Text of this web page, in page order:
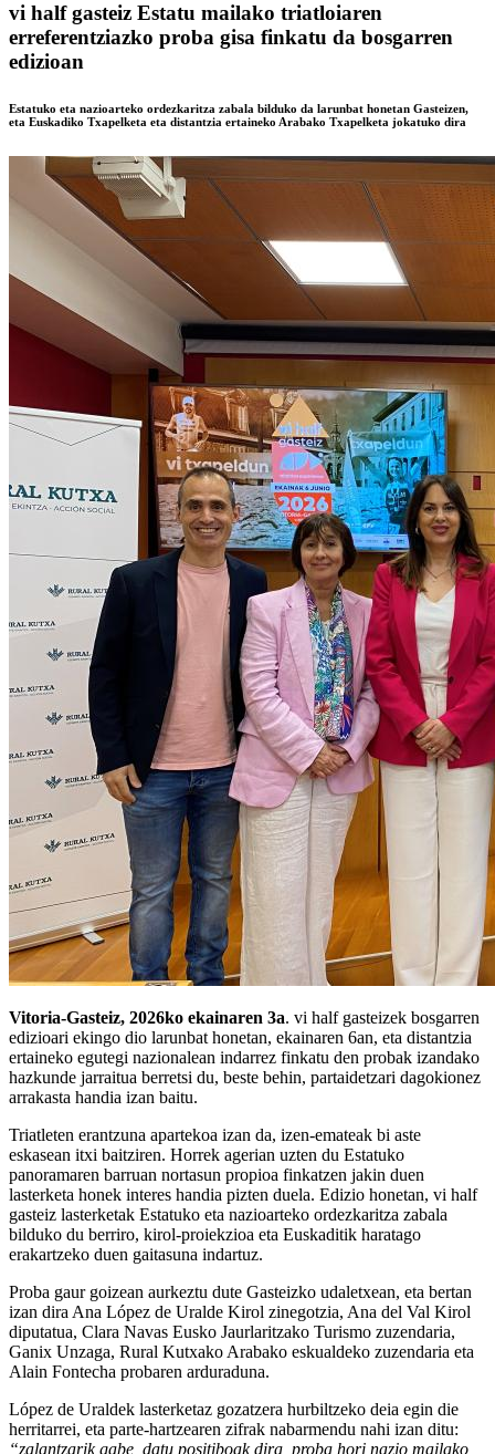
vi half gasteiz Estatu mailako triatloiaren
erreferentziazko proba gisa finkatu da bosgarren
edizioan
Estatuko eta nazioarteko ordezkaritza zabala bilduko da larunbat honetan Gasteizen,
eta Euskadiko Txapelketa eta distantzia ertaineko Arabako Txapelketa jokatuko dira
Vitoria-Gasteiz, 2026ko ekainaren 3a. vi half gasteizek bosgarren
edizioari ekingo dio larunbat honetan, ekainaren 6an, eta distantzia
ertaineko egutegi nazionalean indarrez finkatu den probak izandako
hazkunde jarraitua berretsi du, beste behin, partaidetzari dagokionez
arrakasta handia izan baitu.
Triatleten erantzuna apartekoa izan da, izen-emateak bi aste
eskasean itxi baitziren. Horrek agerian uzten du Estatuko
panoramaren barruan nortasun propioa finkatzen jakin duen
lasterketa honek interes handia pizten duela. Edizio honetan, vi half
gasteiz lasterketak Estatuko eta nazioarteko ordezkaritza zabala
bilduko du berriro, kirol-proiekzioa eta Euskaditik haratago
erakartzeko duen gaitasuna indartuz.
Proba gaur goizean aurkeztu dute Gasteizko udaletxean, eta bertan
izan dira Ana López de Uralde Kirol zinegotzia, Ana del Val Kirol
diputatua, Clara Navas Eusko Jaurlaritzako Turismo zuzendaria,
Ganix Unzaga, Rural Kutxako Arabako eskualdeko zuzendaria eta
Alain Fontecha probaren arduraduna.
López de Uraldek lasterketaz gozatzera hurbiltzeko deia egin die
herritarrei, eta parte-hartzearen zifrak nabarmendu nahi izan ditu:
“zalantzarik gabe, datu positiboak dira, proba hori nazio mailako